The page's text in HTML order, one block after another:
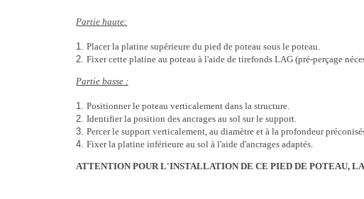
Partie haute:
Placer la platine supérieure du pied de poteau sous le poteau.
Fixer cette platine au poteau à l'aide de tirefonds LAG (pré-perçage
Partie basse :
Positionner le poteau verticalement dans la structure.
Identifier la position des ancrages au sol sur le support.
Percer le support verticalement, au diamètre et à la profondeur
Fixer la platine inférieure au sol à l'aide d'ancrages adaptés.
ATTENTION POUR L'INSTALLATION DE CE PIED DE POTEAU,